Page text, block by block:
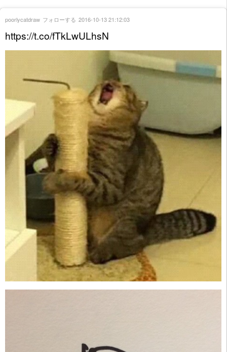
https://t.co/fTkLwULhsN
poorlycatdraw フォローする 2016-10-13 21:12:03